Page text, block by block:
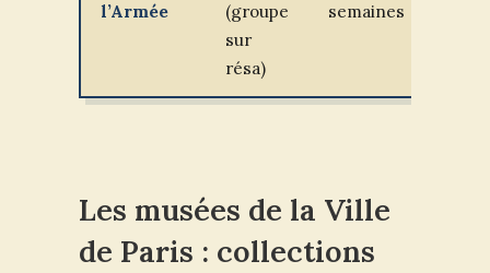
l’Armée
(groupe
sur
résa)
semaines
Les musées de la Ville
de Paris : collections